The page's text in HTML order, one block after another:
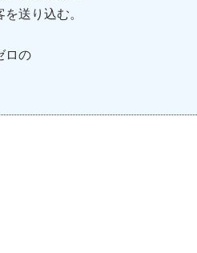
送り込む。
ロの